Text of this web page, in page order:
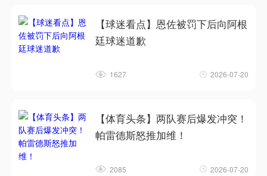
【球迷看点】恩佐被罚下后向阿根
廷球迷道歉
1627 2026-07-20
【体育头条】两队赛后爆发冲突！
帕雷德斯怒推加维！
2085 2026-07-20